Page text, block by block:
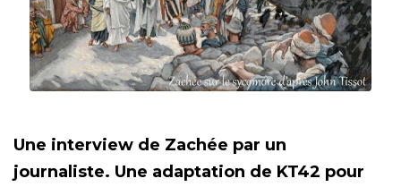
Une interview de Zachée par un
journaliste. Une adaptation de KT42 pour